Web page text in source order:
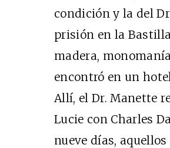
condición y la del
prisión en la
madera,
encontró en un
Allí, el Dr. Manette
Lucie con Charles
nueve días,